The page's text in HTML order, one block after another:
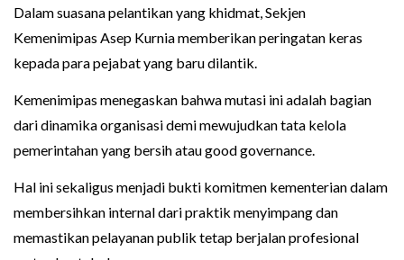
Dalam suasana pelantikan yang khidmat, Sekjen
Kemenimipas Asep Kurnia memberikan peringatan keras
kepada para pejabat yang baru dilantik.
Kemenimipas menegaskan bahwa mutasi ini adalah bagian
dari dinamika organisasi demi mewujudkan tata kelola
pemerintahan yang bersih atau good governance.
Hal ini sekaligus menjadi bukti komitmen kementerian dalam
membersihkan internal dari praktik menyimpang dan
memastikan pelayanan publik tetap berjalan profesional